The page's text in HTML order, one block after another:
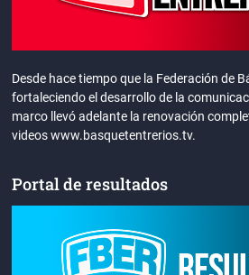
Desde hace tiempo que la Federación de
fortaleciendo el desarrollo de la
marco llevó adelante la renovación
videos www.basquetentrerios.tv.
Portal de resultados